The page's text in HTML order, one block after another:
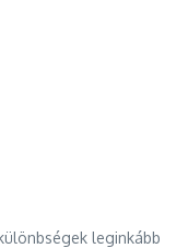
leginkább